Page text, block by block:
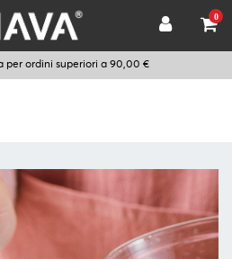
0
per ordini superiori a 90,00 €